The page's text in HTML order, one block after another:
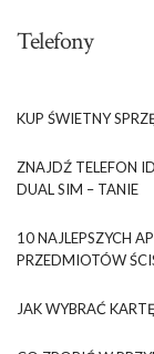
Telefony
KUP ŚWIETNY
ZNAJDŹ TELEFON
DUAL SIM – TANIE
10 NAJLEPSZYCH
PRZEDMIOTÓW
JAK WYBRAĆ